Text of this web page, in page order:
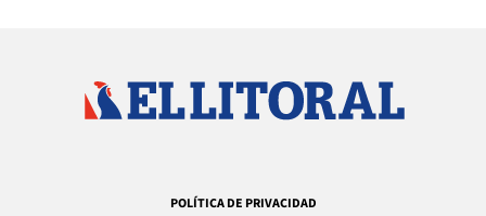
POLÍTICA DE PRIVACIDAD